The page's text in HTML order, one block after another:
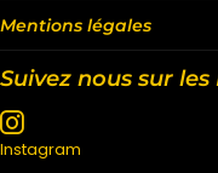
Mentions légales
Suivez nous sur les
Instagram